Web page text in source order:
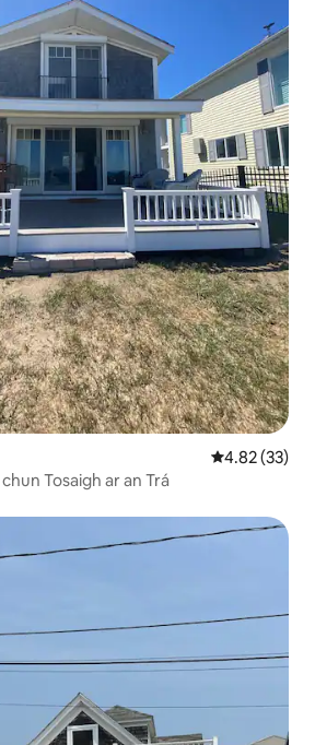
Meánrátáil
4.82 (33)
Tosaigh ar an Trá